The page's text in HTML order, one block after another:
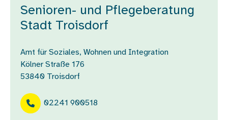
Senioren- und Pflegeberatung
Stadt Troisdorf
Amt für Soziales, Wohnen und Integration
Kölner Straße 176
53840 Troisdorf
02241 900518